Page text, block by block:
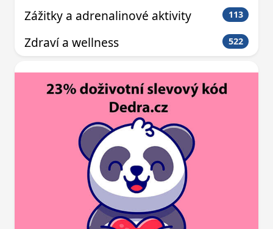
Zážitky a adrenalinové aktivity 113
Zdraví a wellness 522